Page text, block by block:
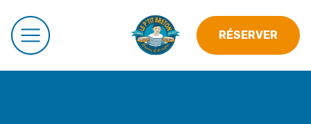
RÉSERVER